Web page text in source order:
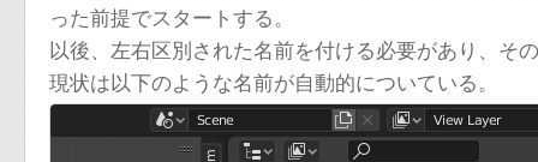
った前提でスタートする。
以後、左右区別された名前を付ける必要があり、そ
現状は以下のような名前が自動的についている。